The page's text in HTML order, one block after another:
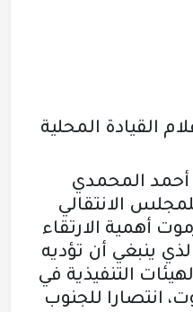
( حضرموت21 ) إعلام القيادة المحلية
أحمد المحمدي
الانتقالي
أهمية الارتقاء
ينبغي أن تؤديه
التنفيذية في
انتصارا للجنوب